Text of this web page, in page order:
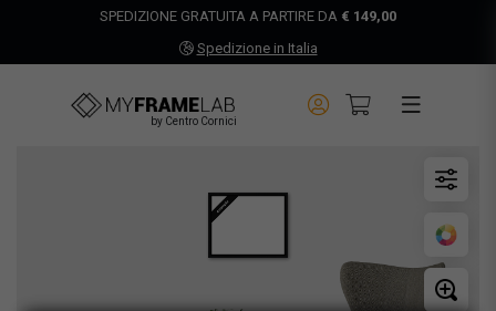
SPEDIZIONE GRATUITA A PARTIRE DA € 149,00
Spedizione in Italia
by Centro Cornici